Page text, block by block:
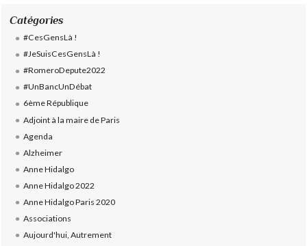
Catégories
#CesGensLà !
#JeSuisCesGensLà !
#RomeroDepute2022
#UnBancUnDébat
6ème République
Adjoint à la maire de Paris
Agenda
Alzheimer
Anne Hidalgo
Anne Hidalgo 2022
Anne Hidalgo Paris 2020
Associations
Aujourd'hui, Autrement